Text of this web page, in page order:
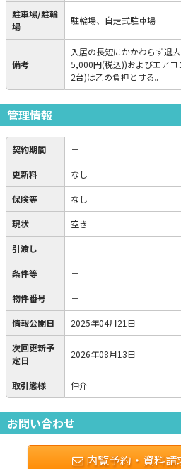
駐車場/駐輪
場
駐輪場、自走式駐車場
備考
入居の長短にかかわらず退
5,000円(税込))およびエア
2台)は乙の負担とする。
管理情報
契約期間 －
更新料 なし
保険等 なし
現状 空き
引渡し －
条件等 －
物件番号 －
情報公開日 2025年04月21日
次回更新予
定日
2026年08月13日
取引態様 仲介
お問い合わせ
内覧予約・資料請